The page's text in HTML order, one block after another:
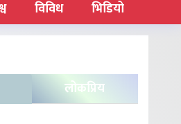
विविध भिडियो
लोकप्रिय